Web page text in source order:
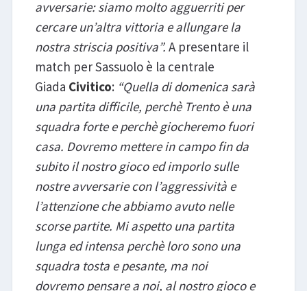
avversarie: siamo molto agguerriti per
cercare un’altra vittoria e allungare la
nostra striscia positiva”. A presentare il
match per Sassuolo è la centrale
Giada Civitico: “Quella di domenica sarà
una partita difficile, perchè Trento è una
squadra forte e perchè giocheremo fuori
casa. Dovremo mettere in campo fin da
subito il nostro gioco ed imporlo sulle
nostre avversarie con l’aggressività e
l’attenzione che abbiamo avuto nelle
scorse partite. Mi aspetto una partita
lunga ed intensa perchè loro sono una
squadra tosta e pesante, ma noi
dovremo pensare a noi, al nostro gioco e